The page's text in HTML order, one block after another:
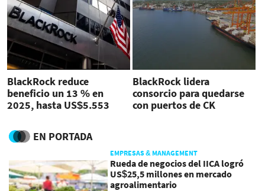
BlackRock reduce
beneficio un 13 % en
2025, hasta US$5.553
BlackRock lidera
consorcio para quedarse
con puertos de CK
EN PORTADA
EMPRESAS & MANAGEMENT
Rueda de negocios del IICA logró
US$25,5 millones en mercado
agroalimentario